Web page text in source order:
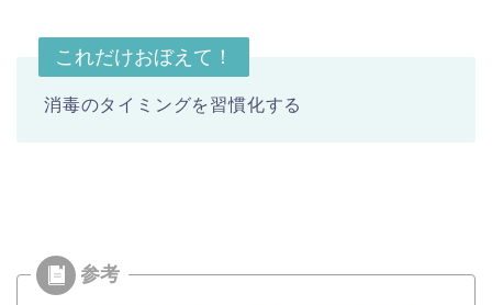
これだけおぼえて！
消毒のタイミングを習慣化する